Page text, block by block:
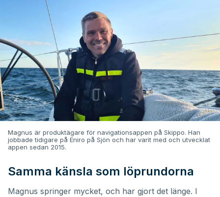
Magnus är produktägare för navigationsappen på Skippo. Han
jobbade tidigare på Eniro på Sjön och har varit med och utvecklat
appen sedan 2015.
Samma känsla som löprundorna
Magnus springer mycket, och har gjort det länge. I